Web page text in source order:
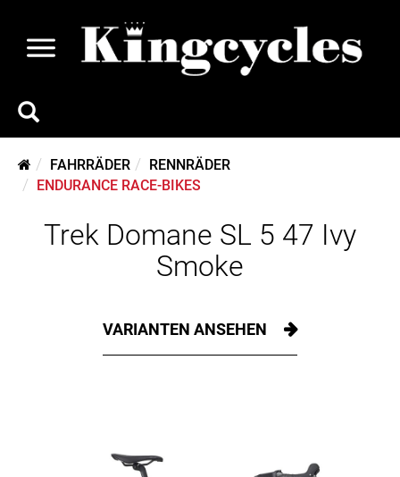
FAHRRÄDER
RENNRÄDER
ENDURANCE RACE-BIKES
Trek Domane SL 5 47 Ivy
Smoke
VARIANTEN ANSEHEN